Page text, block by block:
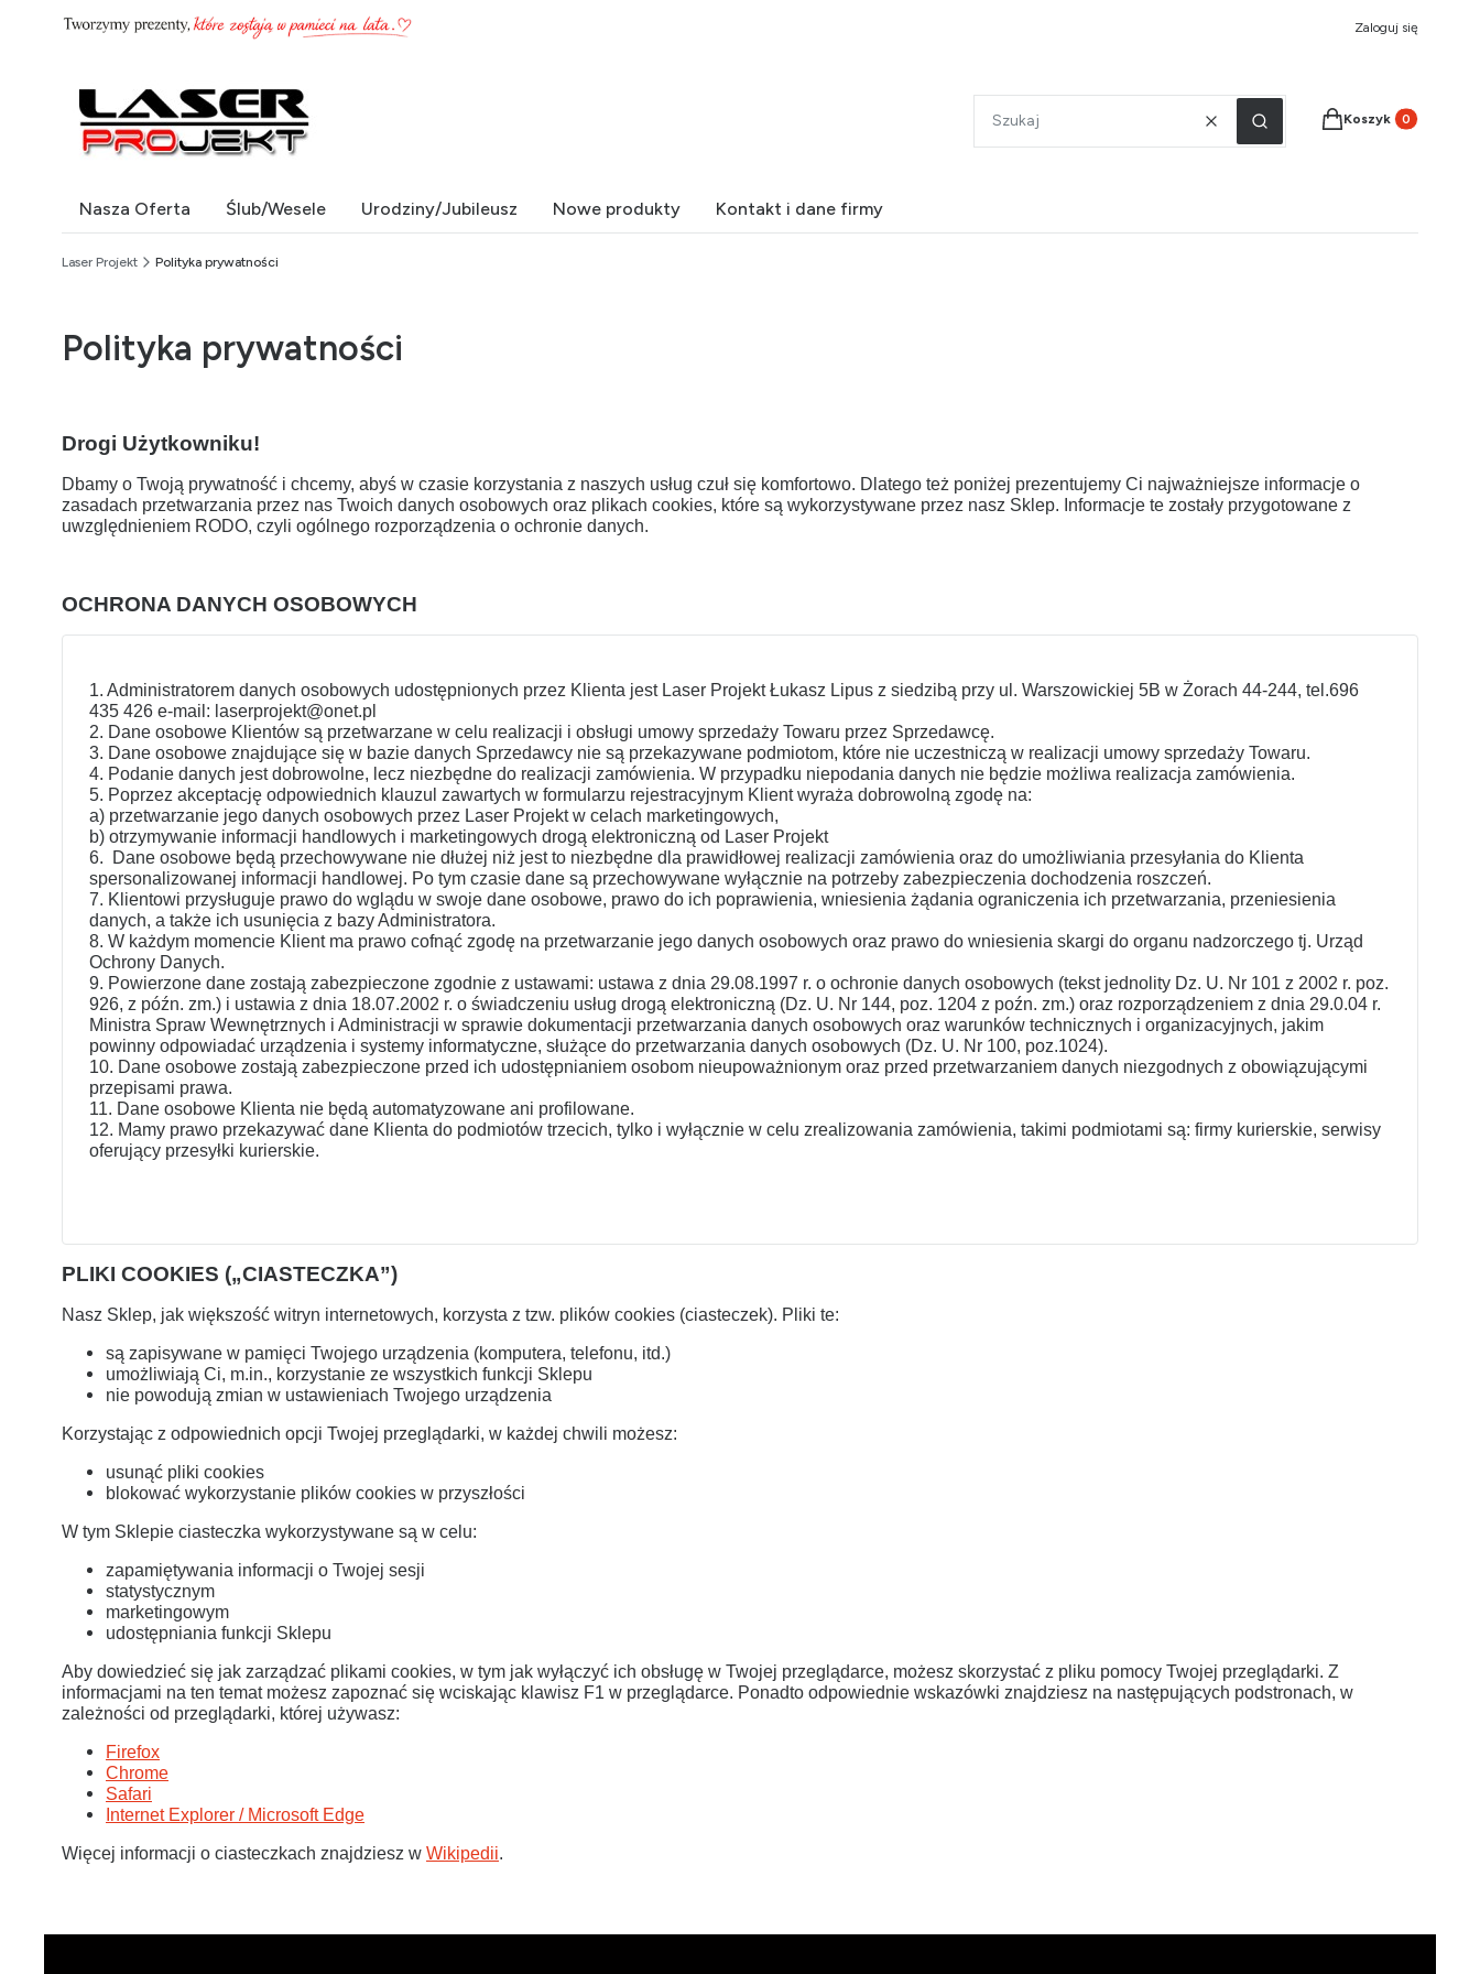
Zaloguj się
WyczyśćSzukaj
Produkty w
Koszyk
Nasza Oferta Ślub/Wesele Urodziny/Jubileusz Nowe produkty
Kontakt i dane firmy
Laser Projekt Polityka prywatności
Polityka prywatności
Drogi Użytkowniku!
Dbamy o Twoją prywatność i chcemy, abyś w czasie korzystania z naszych usług czuł się komfortowo. Dlatego też poniżej prezentujemy Ci najważniejsze informacje o
zasadach przetwarzania przez nas Twoich danych osobowych oraz plikach cookies, które są wykorzystywane przez nasz Sklep. Informacje te zostały przygotowane z
uwzględnieniem RODO, czyli ogólnego rozporządzenia o ochronie danych.
OCHRONA DANYCH OSOBOWYCH
1. Administratorem danych osobowych udostępnionych przez Klienta jest Laser Projekt Łukasz Lipus z siedzibą przy ul. Warszowickiej 5B w Żorach 44-244, tel.696
435 426 e-mail: laserprojekt@onet.pl
2. Dane osobowe Klientów są przetwarzane w celu realizacji i obsługi umowy sprzedaży Towaru przez Sprzedawcę.
3. Dane osobowe znajdujące się w bazie danych Sprzedawcy nie są przekazywane podmiotom, które nie uczestniczą w realizacji umowy sprzedaży Towaru.
4. Podanie danych jest dobrowolne, lecz niezbędne do realizacji zamówienia. W przypadku niepodania danych nie będzie możliwa realizacja zamówienia.
5. Poprzez akceptację odpowiednich klauzul zawartych w formularzu rejestracyjnym Klient wyraża dobrowolną zgodę na:
a) przetwarzanie jego danych osobowych przez Laser Projekt w celach marketingowych,
b) otrzymywanie informacji handlowych i marketingowych drogą elektroniczną od Laser Projekt
6. Dane osobowe będą przechowywane nie dłużej niż jest to niezbędne dla prawidłowej realizacji zamówienia oraz do umożliwiania przesyłania do Klienta
spersonalizowanej informacji handlowej. Po tym czasie dane są przechowywane wyłącznie na potrzeby zabezpieczenia dochodzenia roszczeń.
7. Klientowi przysługuje prawo do wglądu w swoje dane osobowe, prawo do ich poprawienia, wniesienia żądania ograniczenia ich przetwarzania, przeniesienia
danych, a także ich usunięcia z bazy Administratora.
8. W każdym momencie Klient ma prawo cofnąć zgodę na przetwarzanie jego danych osobowych oraz prawo do wniesienia skargi do organu nadzorczego tj. Urząd
Ochrony Danych.
9. Powierzone dane zostają zabezpieczone zgodnie z ustawami: ustawa z dnia 29.08.1997 r. o ochronie danych osobowych (tekst jednolity Dz. U. Nr 101 z 2002 r. poz.
926, z późn. zm.) i ustawia z dnia 18.07.2002 r. o świadczeniu usług drogą elektroniczną (Dz. U. Nr 144, poz. 1204 z poźn. zm.) oraz rozporządzeniem z dnia 29.0.04 r.
Ministra Spraw Wewnętrznych i Administracji w sprawie dokumentacji przetwarzania danych osobowych oraz warunków technicznych i organizacyjnych, jakim
powinny odpowiadać urządzenia i systemy informatyczne, służące do przetwarzania danych osobowych (Dz. U. Nr 100, poz.1024).
10. Dane osobowe zostają zabezpieczone przed ich udostępnianiem osobom nieupoważnionym oraz przed przetwarzaniem danych niezgodnych z obowiązującymi
przepisami prawa.
11. Dane osobowe Klienta nie będą automatyzowane ani profilowane.
12. Mamy prawo przekazywać dane Klienta do podmiotów trzecich, tylko i wyłącznie w celu zrealizowania zamówienia, takimi podmiotami są: firmy kurierskie, serwisy
oferujący przesyłki kurierskie.
PLIKI COOKIES („CIASTECZKA”)
Nasz Sklep, jak większość witryn internetowych, korzysta z tzw. plików cookies (ciasteczek). Pliki te:
są zapisywane w pamięci Twojego urządzenia (komputera, telefonu, itd.)
umożliwiają Ci, m.in., korzystanie ze wszystkich funkcji Sklepu
nie powodują zmian w ustawieniach Twojego urządzenia
Korzystając z odpowiednich opcji Twojej przeglądarki, w każdej chwili możesz:
usunąć pliki cookies
blokować wykorzystanie plików cookies w przyszłości
W tym Sklepie ciasteczka wykorzystywane są w celu:
zapamiętywania informacji o Twojej sesji
statystycznym
marketingowym
udostępniania funkcji Sklepu
Aby dowiedzieć się jak zarządzać plikami cookies, w tym jak wyłączyć ich obsługę w Twojej przeglądarce, możesz skorzystać z pliku pomocy Twojej przeglądarki. Z
informacjami na ten temat możesz zapoznać się wciskając klawisz F1 w przeglądarce. Ponadto odpowiednie wskazówki znajdziesz na następujących podstronach, w
zależności od przeglądarki, której używasz:
Firefox
Chrome
Safari
Internet Explorer / Microsoft Edge
Więcej informacji o ciasteczkach znajdziesz w Wikipedii.